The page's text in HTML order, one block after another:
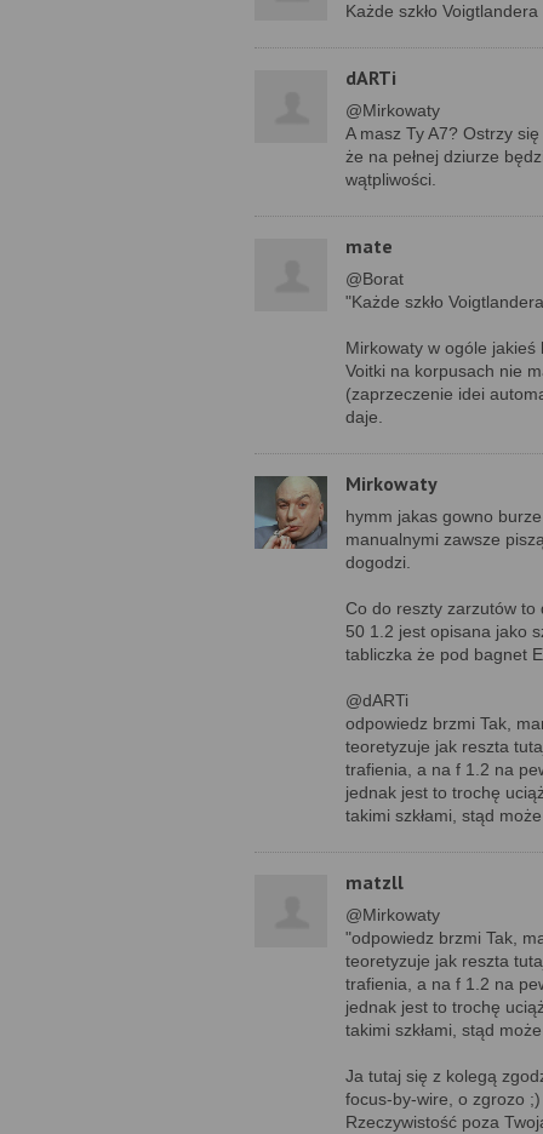
Każde szkło
dARTi
@Mirkowaty
A masz Ty A7? Ostrzy
że na pełnej dziurze
wątpliwości.
mate
@Borat
"Każde szkło
Mirkowaty w ogóle jakieś
Voitki na korpusach nie
(zaprzeczenie idei
daje.
Mirkowaty
hymm jakas gowno
manualnymi zawsze
dogodzi.
Co do reszty zarzutów to
50 1.2 jest opisana jako
tabliczka że pod bagnet
@dARTi
odpowiedz brzmi Tak,
teoretyzuje jak reszta
trafienia, a na f 1.2 na
jednak jest to trochę
takimi szkłami, stąd
matzll
@Mirkowaty
"odpowiedz brzmi Tak,
teoretyzuje jak reszta
trafienia, a na f 1.2 na
jednak jest to trochę
takimi szkłami, stąd
Ja tutaj się z kolegą
focus-by-wire, o zgrozo
Rzeczywistość poza